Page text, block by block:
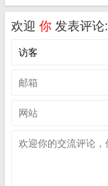
欢迎 你 发表评论: